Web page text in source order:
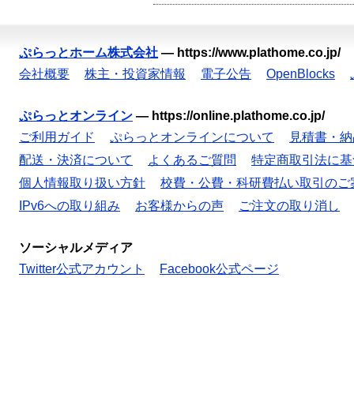
ぷらっとホーム株式会社 — https://www.plathome.co.jp/
会社概要
株主・投資家情報 電子公告 OpenBlocks
ぷらっとオンライン — https://online.plathome.co.jp/
ご利用ガイド
ぷらっとオンラインについて
見積書・
配送・決済について
よくあるご質問
特定商取引法に
個人情報取り扱い方針
校費・公費・科研費払い取引のご
IPv6への取り組み
お客様からの声 ご注文の取り消し
ソーシャルメディア
Twitter公式アカウント
Facebook公式ページ